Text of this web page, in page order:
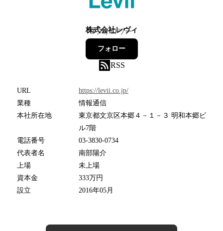
株式会社レヴィ
3フォロワー
フォロー
RSS
URL
https://levii.co.jp/
業種
情報通信
本社所在地
東京都文京区本郷４－１－３ 明和本郷ビ
ル7階
電話番号
03-3830-0734
代表者名
南部陽介
上場
未上場
資本金
333万円
設立
2016年05月